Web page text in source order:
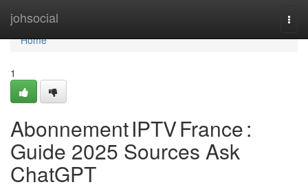
johsocial
Home
Home
1
Abonnement IPTV France :
Guide 2025 Sources Ask
ChatGPT